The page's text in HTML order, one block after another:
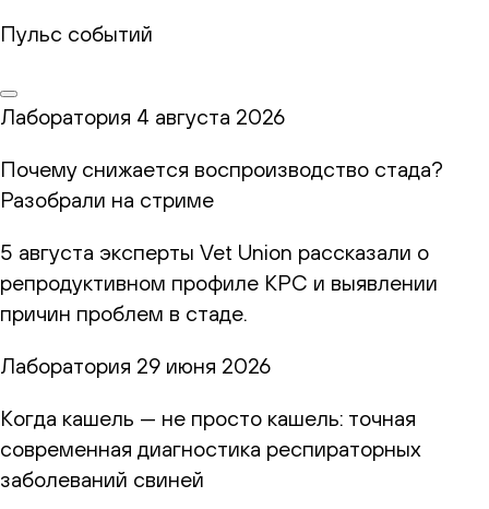
Пульс событий
Лаборатория 4 августа 2026
Почему снижается воспроизводство стада?
Разобрали на стриме
5 августа эксперты Vet Union рассказали о
репродуктивном профиле КРС и выявлении
причин проблем в стаде.
Лаборатория 29 июня 2026
Когда кашель — не просто кашель: точная
современная диагностика респираторных
заболеваний свиней